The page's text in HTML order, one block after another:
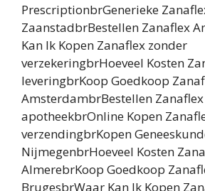
PrescriptionbrGenerieke
ZaanstadbrBestellen Zanaflex
Kan Ik Kopen Zanaflex zonder
verzekeringbrHoeveel Kosten
leveringbrKoop Goedkoop
AmsterdambrBestellen
apotheekbrOnline Kopen
verzendingbrKopen
NijmegenbrHoeveel Kosten
AlmerebrKoop Goedkoop
BrugesbrWaar Kan Ik Kopen